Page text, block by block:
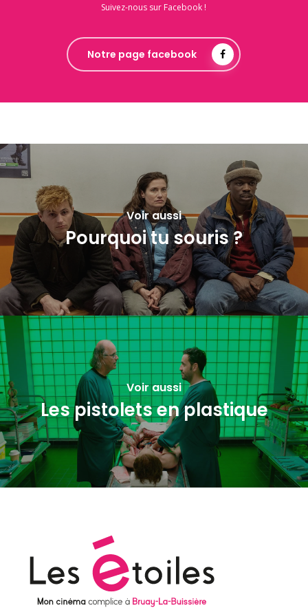
Suivez-nous sur Facebook !
Notre page facebook
Voir aussi
Pourquoi tu souris ?
Voir aussi
Les pistolets en plastique